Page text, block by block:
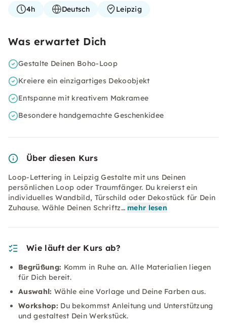
4h Deutsch Leipzig
Was erwartet Dich
Gestalte Deinen Boho-Loop
Kreiere ein einzigartiges Dekoobjekt
Entspanne mit kreativem Makramee
Besondere handgemachte Geschenkidee
Über diesen Kurs
Loop-Lettering in Leipzig Gestalte mit uns Deinen
persönlichen Loop oder Traumfänger. Du kreierst ein
individuelles Wandbild, Türschild oder Dekostück für Dein
Zuhause. Wähle Deinen Schriftz… mehr lesen
Wie läuft der Kurs ab?
Begrüßung: Komm in Ruhe an. Alle Materialien liegen
für Dich bereit.
Auswahl: Wähle eine Vorlage und Deine Farben aus.
Workshop: Du bekommst Anleitung und Unterstützung
und gestaltest Dein Werkstück.